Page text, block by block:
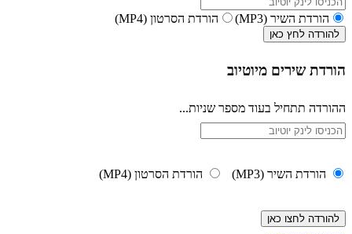
הורדת השיר (MP3) הורדת הסרטון (MP4)
להורדה לחץ כאן
הורדת שירים מיוטיוב
ההורדה תתחיל בעוד מספר שניות...
הורדת השיר (MP3) הורדת הסרטון (MP4)